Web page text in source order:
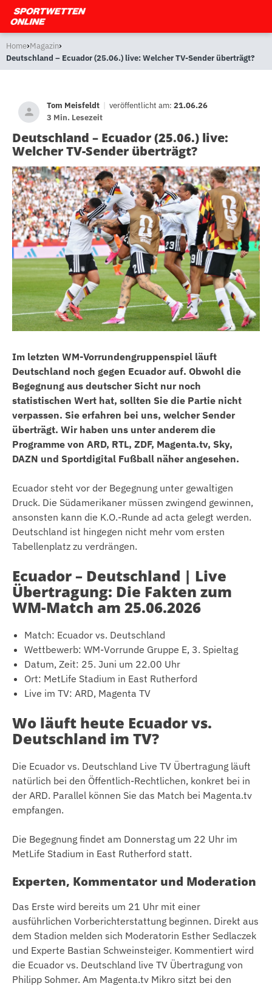
Home›Magazin›
Deutschland – Ecuador (25.06.) live: Welcher TV-Sender überträgt?
Tom Meisfeldt | veröffentlicht am: 21.06.26
3 Min. Lesezeit
Deutschland – Ecuador (25.06.) live:
Welcher TV-Sender überträgt?
Im letzten WM-Vorrundengruppenspiel läuft
Deutschland noch gegen Ecuador auf. Obwohl die
Begegnung aus deutscher Sicht nur noch
statistischen Wert hat, sollten Sie die Partie nicht
verpassen. Sie erfahren bei uns, welcher Sender
überträgt. Wir haben uns unter anderem die
Programme von ARD, RTL, ZDF, Magenta.tv, Sky,
DAZN und Sportdigital Fußball näher angesehen.
Ecuador steht vor der Begegnung unter gewaltigen
Druck. Die Südamerikaner müssen zwingend gewinnen,
ansonsten kann die K.O.-Runde ad acta gelegt werden.
Deutschland ist hingegen nicht mehr vom ersten
Tabellenplatz zu verdrängen.
Ecuador – Deutschland | Live
Übertragung: Die Fakten zum
WM-Match am 25.06.2026
Match: Ecuador vs. Deutschland
Wettbewerb: WM-Vorrunde Gruppe E, 3. Spieltag
Datum, Zeit: 25. Juni um 22.00 Uhr
Ort: MetLife Stadium in East Rutherford
Live im TV: ARD, Magenta TV
Wo läuft heute Ecuador vs.
Deutschland im TV?
Die Ecuador vs. Deutschland Live TV Übertragung läuft
natürlich bei den Öffentlich-Rechtlichen, konkret bei in
der ARD. Parallel können Sie das Match bei Magenta.tv
empfangen.
Die Begegnung findet am Donnerstag um 22 Uhr im
MetLife Stadium in East Rutherford statt.
Experten, Kommentator und Moderation
Das Erste wird bereits um 21 Uhr mit einer
ausführlichen Vorberichterstattung beginnen. Direkt aus
dem Stadion melden sich Moderatorin Esther Sedlaczek
und Experte Bastian Schweinsteiger. Kommentiert wird
die Ecuador vs. Deutschland live TV Übertragung von
Philipp Sohmer. Am Magenta.tv Mikro sitzt bei den